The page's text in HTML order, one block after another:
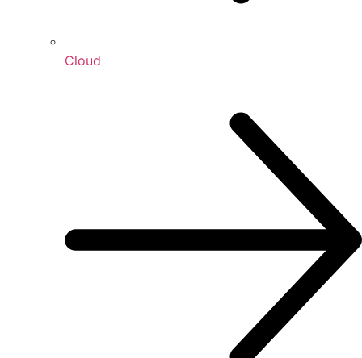
Cloud